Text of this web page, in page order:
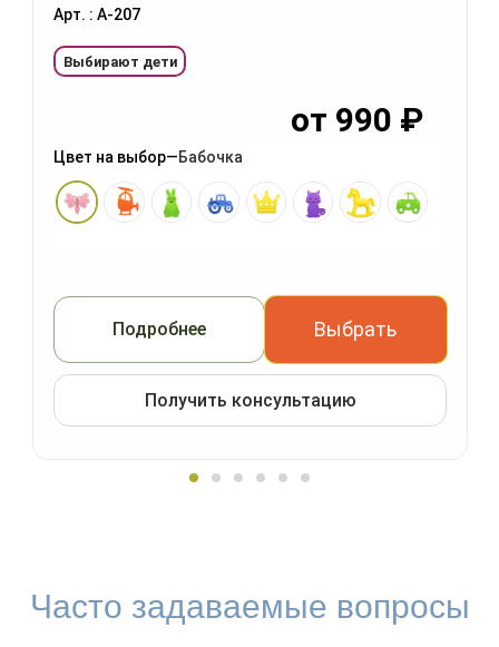
Арт. : А-207
Выбирают дети
от 990 ₽
Цвет на выбор—Бабочка
Подробнее Выбрать
Получить консультацию
Часто задаваемые вопросы